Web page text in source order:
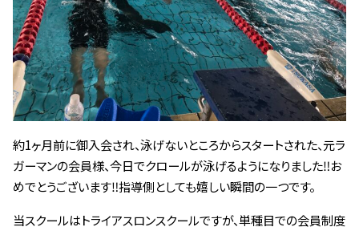
約1ヶ月前に御入会され、泳げないところからスタートされた、元ラ
ガーマンの会員様、今日でクロールが泳げるようになりました‼︎お
めでとうございます‼︎指導側としても嬉しい瞬間の一つです。
当スクールはトライアスロンスクールですが、単種目での会員制度